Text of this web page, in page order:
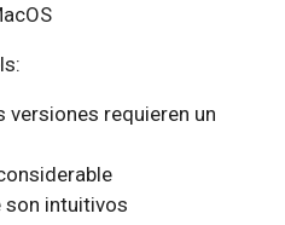
versiones requieren un
son intuitivos